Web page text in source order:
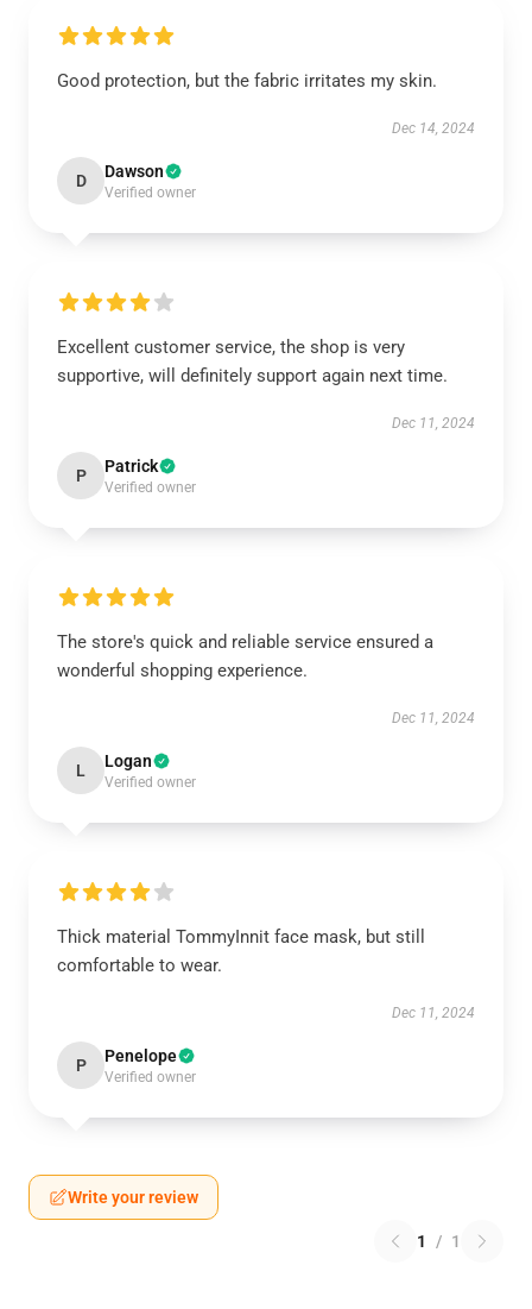
Good protection, but the fabric irritates my skin.
Dec 14, 2024
D Dawson
Verified owner
Excellent customer service, the shop is very
supportive, will definitely support again next time.
Dec 11, 2024
P Patrick
Verified owner
The store's quick and reliable service ensured a
wonderful shopping experience.
Dec 11, 2024
L Logan
Verified owner
Thick material TommyInnit face mask, but still
comfortable to wear.
Dec 11, 2024
P Penelope
Verified owner
Write your review
1 / 1